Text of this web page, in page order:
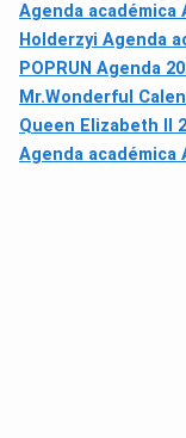
Agenda académica
Holderzyi Agenda
POPRUN Agenda
Mr.Wonderful
Queen Elizabeth II
Agenda académica